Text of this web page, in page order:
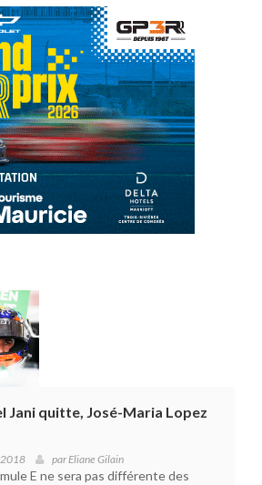
Jani quitte, José-Maria Lopez
2018 parEliane Gilain
E ne sera pas différente des